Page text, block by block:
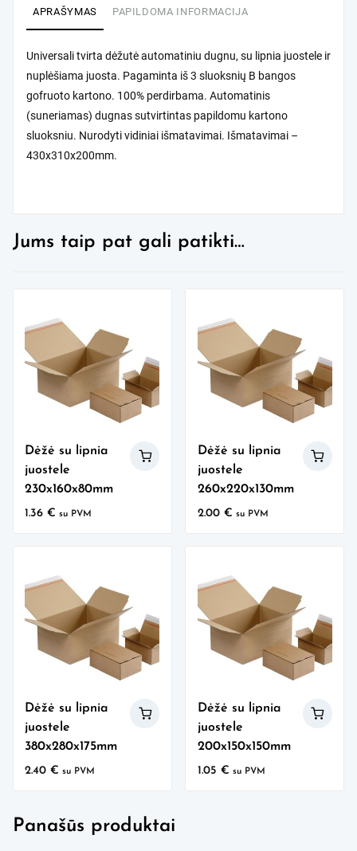
APRAŠYMAS PAPILDOMA INFORMACIJA
Universali tvirta dėžutė automatiniu dugnu, su lipnia juostele ir
nuplėšiama juosta. Pagaminta iš 3 sluoksnių B bangos
gofruoto kartono. 100% perdirbama. Automatinis
(suneriamas) dugnas sutvirtintas papildomu kartono
sluoksniu. Nurodyti vidiniai išmatavimai. Išmatavimai –
430x310x200mm.
Jums taip pat gali patikti…
Dėžė su lipnia
juostele
230x160x80mm
1.36€ su PVM
Dėžė su lipnia
juostele
260x220x130mm
2.00 € su PVM
Dėžė su lipnia
juostele
380x280x175mm
2.40€ su PVM
Dėžė su lipnia
juostele
200x150x150mm
1.05 € su PVM
Panašūs produktai